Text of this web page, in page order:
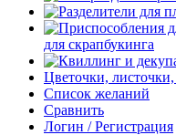
для скрапбукинга
Цветочки,
Список желаний
Сравнить
Логин / Регистрация